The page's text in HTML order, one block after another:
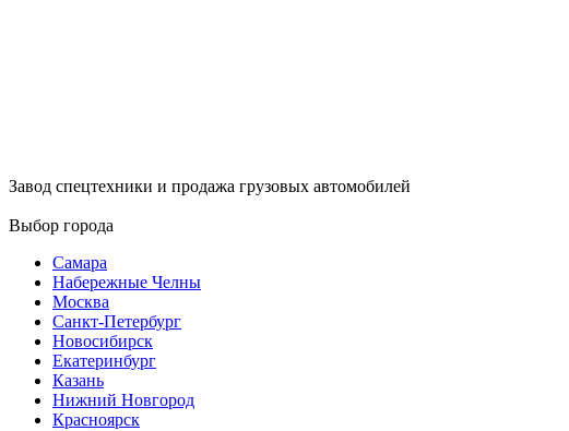
Завод спецтехники и продажа грузовых автомобилей
Выбор города
Самара
Набережные Челны
Москва
Санкт-Петербург
Новосибирск
Екатеринбург
Казань
Нижний Новгород
Красноярск